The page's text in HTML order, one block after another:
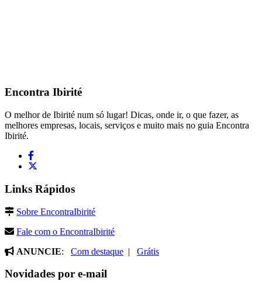
Encontra Ibirité
O melhor de Ibirité num só lugar! Dicas, onde ir, o que fazer, as
melhores empresas, locais, serviços e muito mais no guia Encontra
Ibirité.
Links Rápidos
Sobre EncontraIbirité
Fale com o EncontraIbirité
ANUNCIE: Com destaque | Grátis
Novidades por e-mail